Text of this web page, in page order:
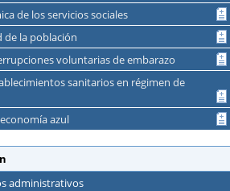
de los servicios sociales
de la población
voluntarias de embarazo
azul
administrativos